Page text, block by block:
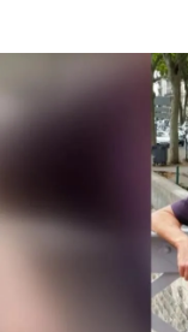
Así desapareció Paco
PUEDE INTERESARTE
Desalojan la
lentamente ante
alcohol
¡Se busca un
tamaño real y